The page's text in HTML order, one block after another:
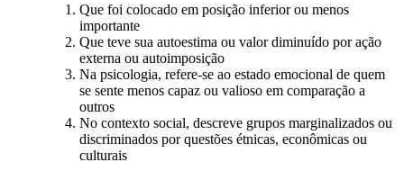
Que foi colocado em posição inferior ou menos
importante
Que teve sua autoestima ou valor diminuído por ação
externa ou autoimposição
Na psicologia, refere-se ao estado emocional de quem
se sente menos capaz ou valioso em comparação a
outros
No contexto social, descreve grupos marginalizados ou
discriminados por questões étnicas, econômicas ou
culturais